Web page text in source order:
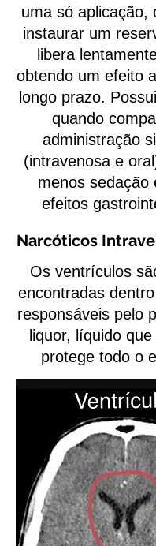
uma só aplicação,
instaurar um
libera
obtendo um efeito
longo prazo.
quando
administração
(intravenosa e
menos sedação
efeitos
Narcóticos
Os ventrículos
encontradas
responsáveis pelo
liquor, líquido
protege todo o